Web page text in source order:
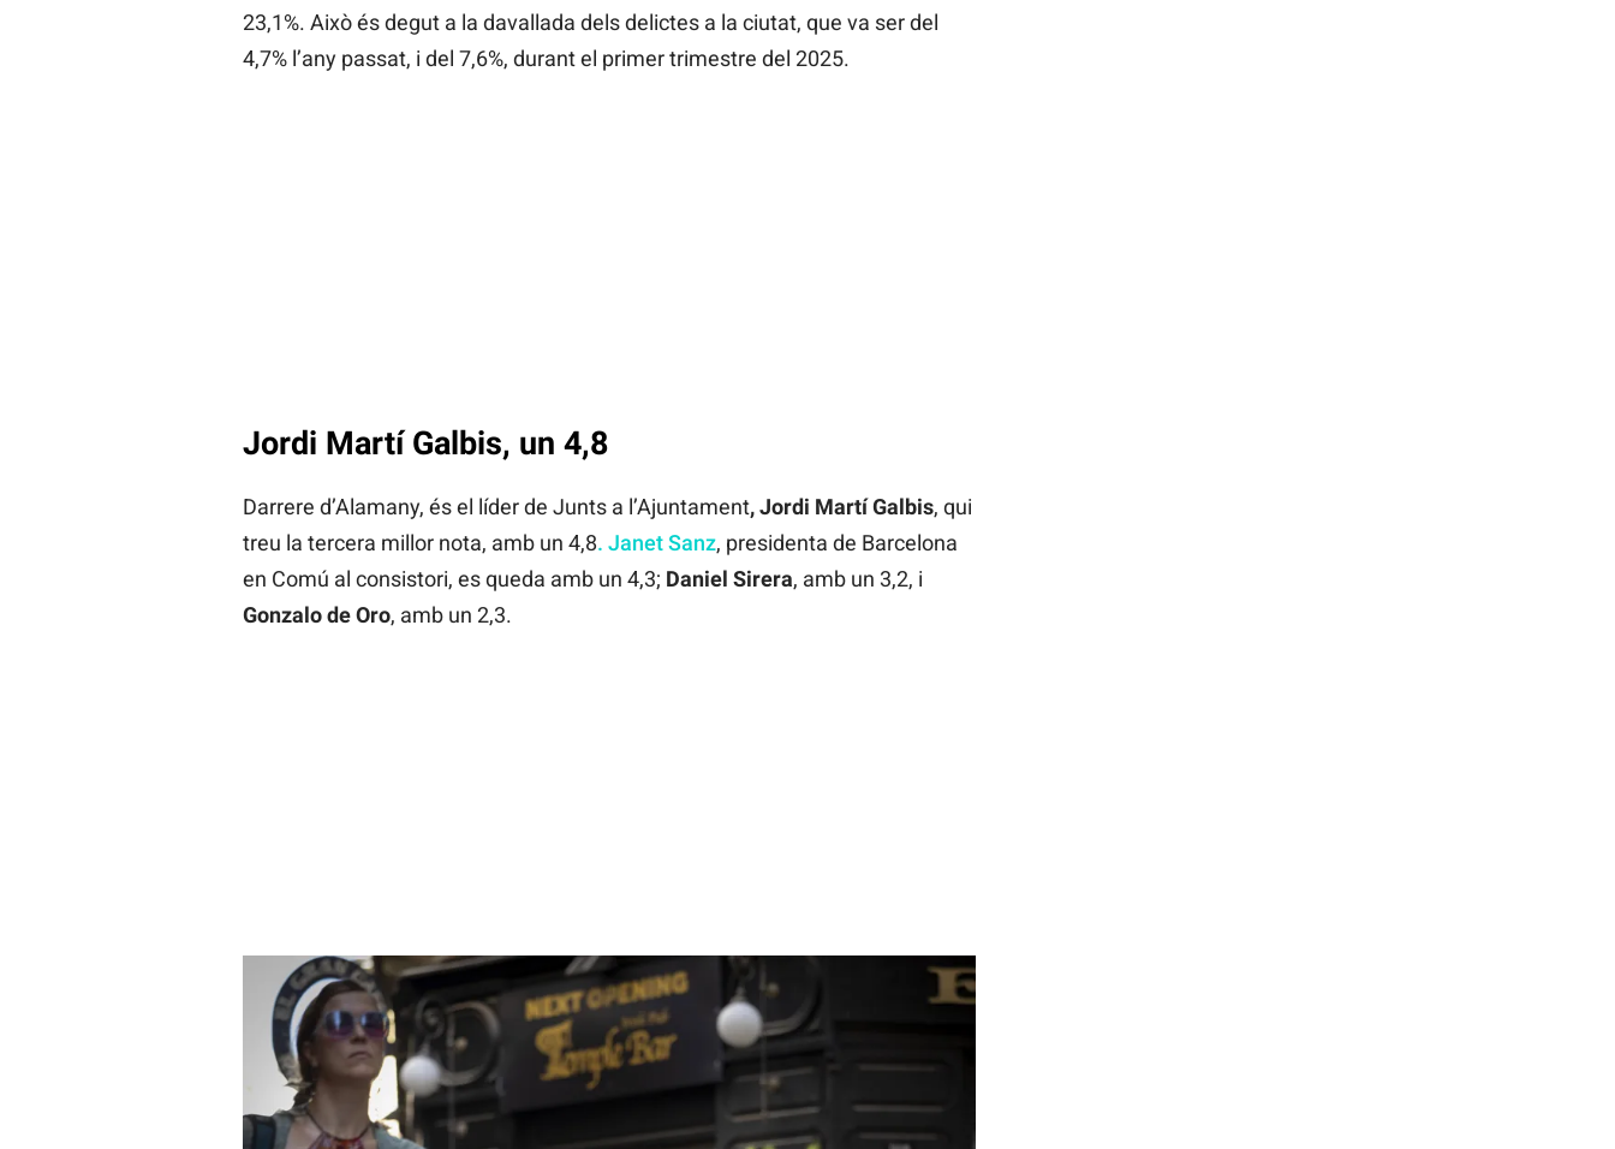
23,1%. Això és degut a la davallada dels delictes a la ciutat, que va ser del
4,7% l’any passat, i del 7,6%, durant el primer trimestre del 2025.
Jordi Martí Galbis, un 4,8
Darrere d’Alamany, és el líder de Junts a l’Ajuntament, Jordi Martí Galbis, qui
treu la tercera millor nota, amb un 4,8. Janet Sanz, presidenta de Barcelona
en Comú al consistori, es queda amb un 4,3; Daniel Sirera, amb un 3,2, i
Gonzalo de Oro, amb un 2,3.